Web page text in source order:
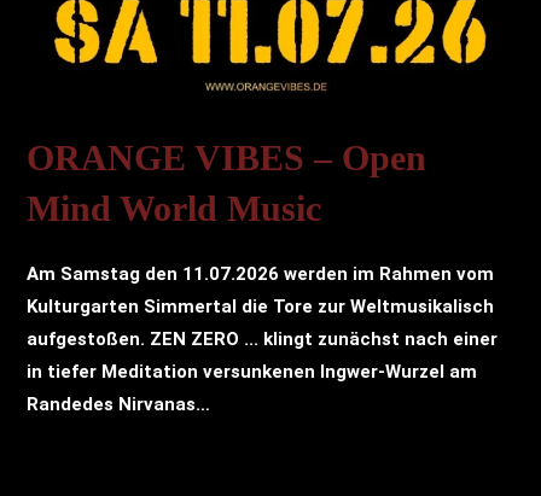
ORANGE VIBES – Open
Mind World Music
Am Samstag den 11.07.2026 werden im Rahmen vom
Kulturgarten Simmertal die Tore zur Weltmusikalisch
aufgestoßen. ZEN ZERO ... klingt zunächst nach einer
in tiefer Meditation versunkenen Ingwer-Wurzel am
Randedes Nirvanas…